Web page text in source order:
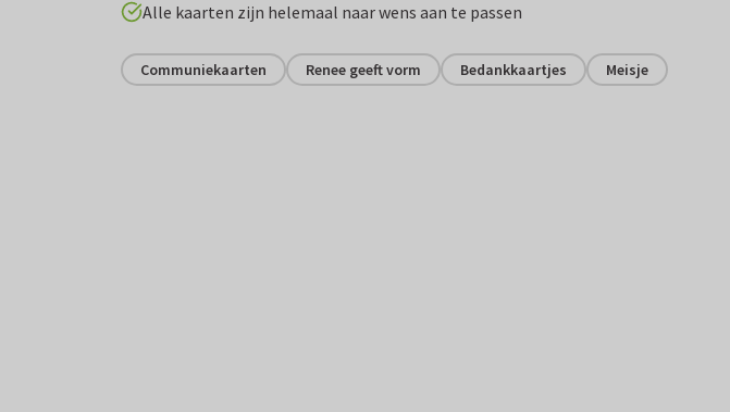
Alle kaarten zijn helemaal naar wens aan te passen
Communiekaarten Renee geeft vorm Bedankkaartjes Meisje